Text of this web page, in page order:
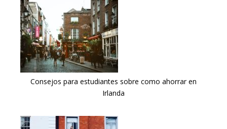
Consejos para estudiantes sobre como ahorrar en
Irlanda